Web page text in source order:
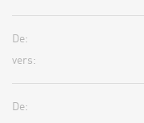
De:
vers:
De: